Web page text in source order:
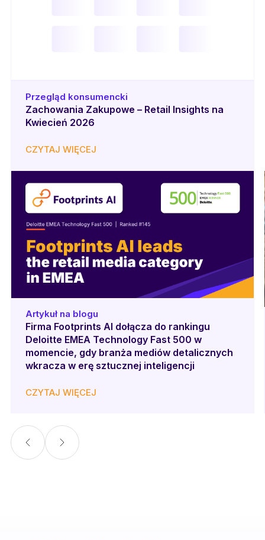
Przegląd konsumencki
Zachowania Zakupowe – Retail Insights na
Kwiecień 2026
CZYTAJ WIĘCEJ
Artykuł na blogu
Firma Footprints AI dołącza do rankingu
Deloitte EMEA Technology Fast 500 w
momencie, gdy branża mediów detalicznych
wkracza w erę sztucznej inteligencji
CZYTAJ WIĘCEJ